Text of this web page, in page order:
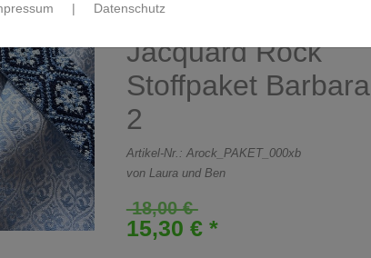
Kinderrock
Jacquard Rock
Stoffpaket Barbara
2
Artikel-Nr.: Arock_PAKET_000xb
von Laura und Ben
18,00 €
15,30 € *
| Datenschutz